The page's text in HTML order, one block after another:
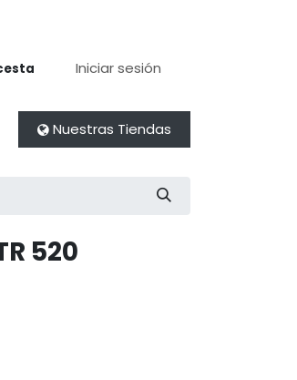
Iniciar sesión
Nuestras Tiendas
520